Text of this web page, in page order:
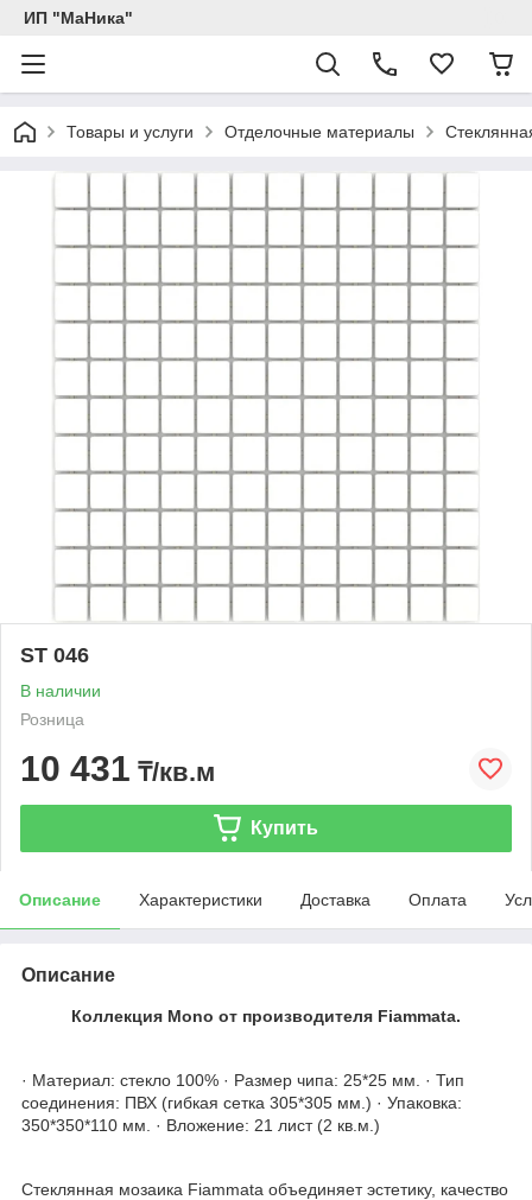
ИП "МаНика"
Товары и услуги Отделочные материалы
ST 046
В наличии
Розница
10 431 ₸/кв.м
Купить
Описание Характеристики Доставка Оплата
Описание
Коллекция Mono от производителя Fiammata.
· Материал: стекло 100% · Размер чипа: 25*25 мм. · Тип
соединения: ПВХ (гибкая сетка 305*305 мм.) · Упаковка:
350*350*110 мм. · Вложение: 21 лист (2 кв.м.)
Стеклянная мозаика Fiammata объединяет эстетику, качество